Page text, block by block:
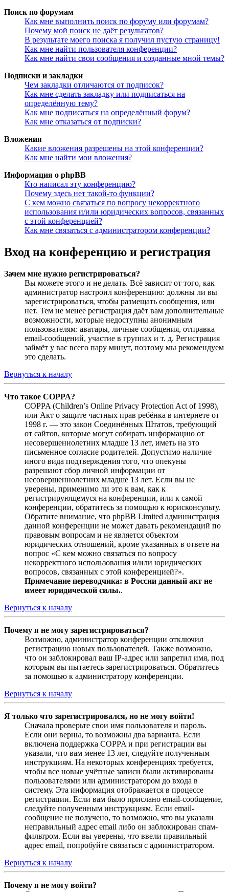
Поиск по форумам
Как мне выполнить поиск по форуму или форумам?
Почему мой поиск не даёт результатов?
В результате моего поиска я получил пустую страницу!
Как мне найти пользователя конференции?
Как мне найти свои сообщения и созданные мной темы?
Подписки и закладки
Чем закладки отличаются от подписок?
Как мне сделать закладку или подписаться на
определённую тему?
Как мне подписаться на определённый форум?
Как мне отказаться от подписки?
Вложения
Какие вложения разрешены на этой конференции?
Как мне найти мои вложения?
Информация о phpBB
Кто написал эту конференцию?
Почему здесь нет такой-то функции?
С кем можно связаться по вопросу некорректного
использования и/или юридических вопросов, связанных
с этой конференцией?
Как мне связаться с администратором конференции?
Вход на конференцию и регистрация
Зачем мне нужно регистрироваться?
Вы можете этого и не делать. Всё зависит от того, как
администратор настроил конференцию: должны ли вы
зарегистрироваться, чтобы размещать сообщения, или
нет. Тем не менее регистрация даёт вам дополнительные
возможности, которые недоступны анонимным
пользователям: аватары, личные сообщения, отправка
email-сообщений, участие в группах и т. д. Регистрация
займёт у вас всего пару минут, поэтому мы рекомендуем
это сделать.
Вернуться к началу
Что такое COPPA?
COPPA (Children’s Online Privacy Protection Act of 1998),
или Акт о защите частных прав ребёнка в интернете от
1998 г. — это закон Соединённых Штатов, требующий
от сайтов, которые могут собирать информацию от
несовершеннолетних младше 13 лет, иметь на это
письменное согласие родителей. Допустимо наличие
иного вида подтверждения того, что опекуны
разрешают сбор личной информации от
несовершеннолетних младше 13 лет. Если вы не
уверены, применимо ли это к вам, как к
регистрирующемуся на конференции, или к самой
конференции, обратитесь за помощью к юрисконсульту.
Обратите внимание, что phpBB Limited администрация
данной конференции не может давать рекомендаций по
правовым вопросам и не является объектом
юридических отношений, кроме указанных в ответе на
вопрос «С кем можно связаться по вопросу
некорректного использования и/или юридических
вопросов, связанных с этой конференцией?».
Примечание переводчика: в России данный акт не
имеет юридической силы..
Вернуться к началу
Почему я не могу зарегистрироваться?
Возможно, администратор конференции отключил
регистрацию новых пользователей. Также возможно,
что он заблокировал ваш IP-адрес или запретил имя, под
которым вы пытаетесь зарегистрироваться. Обратитесь
за помощью к администратору конференции.
Вернуться к началу
Я только что зарегистрировался, но не могу войти!
Сначала проверьте свои имя пользователя и пароль.
Если они верны, то возможны два варианта. Если
включена поддержка COPPA и при регистрации вы
указали, что вам менее 13 лет, следуйте полученным
инструкциям. На некоторых конференциях требуется,
чтобы все новые учётные записи были активированы
пользователями или администратором до входа в
систему. Эта информация отображается в процессе
регистрации. Если вам было прислано email-сообщение,
следуйте полученным инструкциям. Если email-
сообщение не получено, то возможно, что вы указали
неправильный адрес email либо он заблокирован спам-
фильтром. Если вы уверены, что ввели правильный
адрес email, попробуйте связаться с администратором.
Вернуться к началу
Почему я не могу войти?